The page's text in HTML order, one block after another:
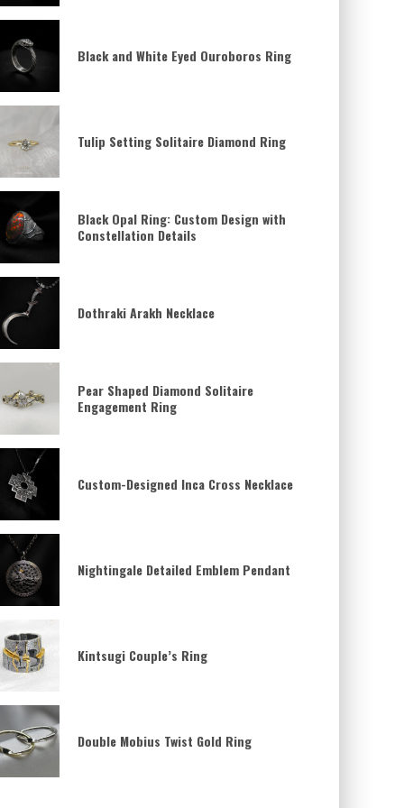
Black and White Eyed Ouroboros Ring
Tulip Setting Solitaire Diamond Ring
Black Opal Ring: Custom Design with
Constellation Details
Dothraki Arakh Necklace
Pear Shaped Diamond Solitaire
Engagement Ring
Custom-Designed Inca Cross Necklace
Nightingale Detailed Emblem Pendant
Kintsugi Couple’s Ring
Double Mobius Twist Gold Ring